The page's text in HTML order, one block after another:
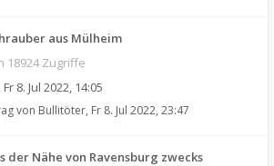
aus Mülheim
18924 Zugriffe
, Fr 8. Jul 2022, 14:05
von Bullitöter, Fr 8. Jul 2022, 23:47
der Nähe von Ravensburg zwecks